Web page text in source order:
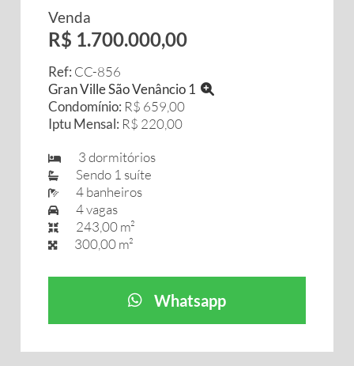
Venda
R$ 1.700.000,00
Ref: CC-856
Gran Ville São Venâncio 1
Condomínio: R$ 659,00
Iptu Mensal: R$ 220,00
3 dormitórios
Sendo 1 suíte
4 banheiros
4 vagas
243,00 m²
300,00 m²
Whatsapp